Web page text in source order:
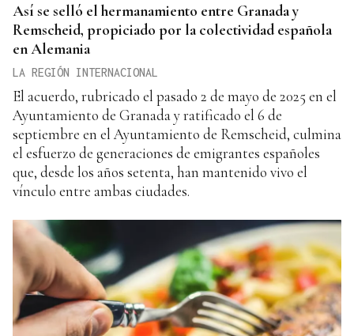
Así se selló el hermanamiento entre Granada y
Remscheid, propiciado por la colectividad española
en Alemania
LA REGIÓN INTERNACIONAL
El acuerdo, rubricado el pasado 2 de mayo de 2025 en el
Ayuntamiento de Granada y ratificado el 6 de
septiembre en el Ayuntamiento de Remscheid, culmina
el esfuerzo de generaciones de emigrantes españoles
que, desde los años setenta, han mantenido vivo el
vínculo entre ambas ciudades.